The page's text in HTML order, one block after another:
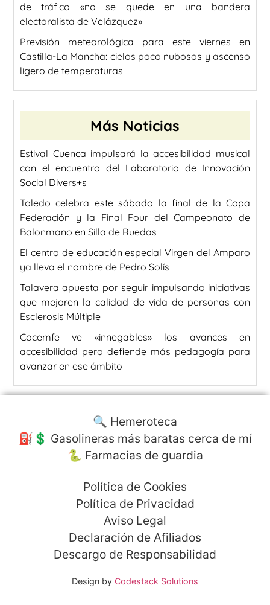
de tráfico «no se quede en una bandera
electoralista de Velázquez»
Previsión meteorológica para este viernes en
Castilla-La Mancha: cielos poco nubosos y ascenso
ligero de temperaturas
Más Noticias
Estival Cuenca impulsará la accesibilidad musical
con el encuentro del Laboratorio de Innovación
Social Divers+s
Toledo celebra este sábado la final de la Copa
Federación y la Final Four del Campeonato de
Balonmano en Silla de Ruedas
El centro de educación especial Virgen del Amparo
ya lleva el nombre de Pedro Solís
Talavera apuesta por seguir impulsando iniciativas
que mejoren la calidad de vida de personas con
Esclerosis Múltiple
Cocemfe ve «innegables» los avances en
accesibilidad pero defiende más pedagogía para
avanzar en ese ámbito
🔍 Hemeroteca
⛽️💲 Gasolineras más baratas cerca de mí
🐍 Farmacias de guardia
Política de Cookies
Política de Privacidad
Aviso Legal
Declaración de Afiliados
Descargo de Responsabilidad
Design by Codestack Solutions